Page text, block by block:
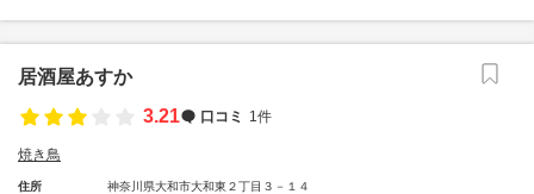
居酒屋あすか
3.21
口コミ 1件
焼き鳥
住所 神奈川県大和市大和東２丁目３－１４